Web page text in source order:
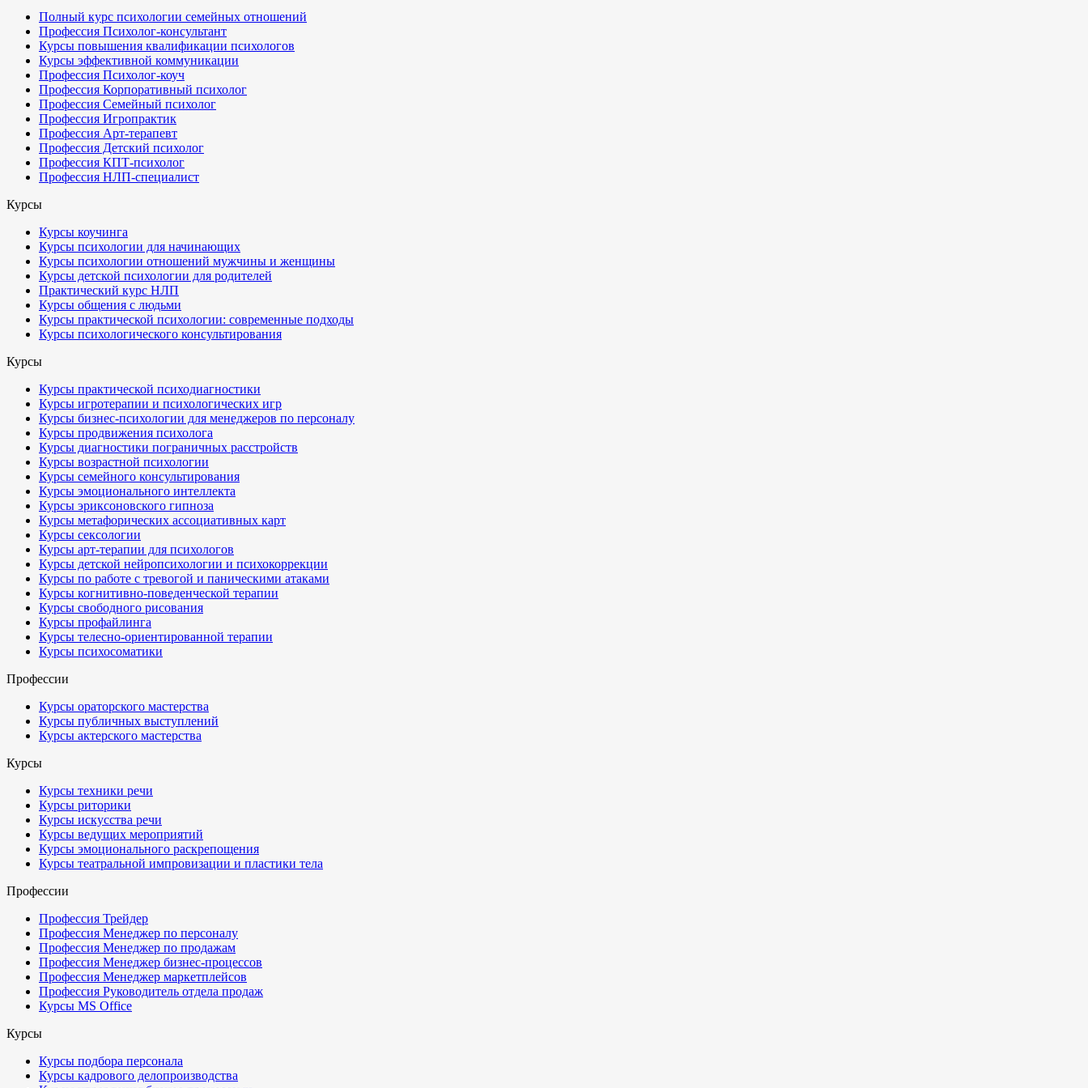
Полный курс психологии семейных отношений
Профессия Психолог-консультант
Курсы повышения квалификации психологов
Курсы эффективной коммуникации
Профессия Психолог-коуч
Профессия Корпоративный психолог
Профессия Семейный психолог
Профессия Игропрактик
Профессия Арт-терапевт
Профессия Детский психолог
Профессия КПТ-психолог
Профессия НЛП-специалист
Курсы
Курсы коучинга
Курсы психологии для начинающих
Курсы психологии отношений мужчины и женщины
Курсы детской психологии для родителей
Практический курс НЛП
Курсы общения с людьми
Курсы практической психологии: современные подходы
Курсы психологического консультирования
Курсы
Курсы практической психодиагностики
Курсы игротерапии и психологических игр
Курсы бизнес-психологии для менеджеров по персоналу
Курсы продвижения психолога
Курсы диагностики пограничных расстройств
Курсы возрастной психологии
Курсы семейного консультирования
Курсы эмоционального интеллекта
Курсы эриксоновского гипноза
Курсы метафорических ассоциативных карт
Курсы сексологии
Курсы арт-терапии для психологов
Курсы детской нейропсихологии и психокоррекции
Курсы по работе с тревогой и паническими атаками
Курсы когнитивно-поведенческой терапии
Курсы свободного рисования
Курсы профайлинга
Курсы телесно-ориентированной терапии
Курсы психосоматики
Профессии
Курсы ораторского мастерства
Курсы публичных выступлений
Курсы актерского мастерства
Курсы
Курсы техники речи
Курсы риторики
Курсы искусства речи
Курсы ведущих мероприятий
Курсы эмоционального раскрепощения
Курсы театральной импровизации и пластики тела
Профессии
Профессия Трейдер
Профессия Менеджер по персоналу
Профессия Менеджер по продажам
Профессия Менеджер бизнес-процессов
Профессия Менеджер маркетплейсов
Профессия Руководитель отдела продаж
Курсы MS Office
Курсы
Курсы подбора персонала
Курсы кадрового делопроизводства